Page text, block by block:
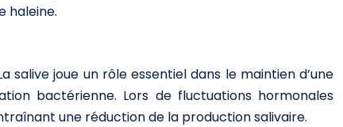
haleine.
joue un rôle essentiel dans le maintien d’une
bactérienne. Lors de fluctuations hormonales
une réduction de la production salivaire.